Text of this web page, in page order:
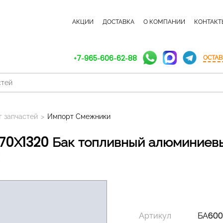
АКЦИИ ДОСТАВКА О КОМПАНИИ
+7-965-606-62-88
запчастей > Импорт Смежники
Артикул